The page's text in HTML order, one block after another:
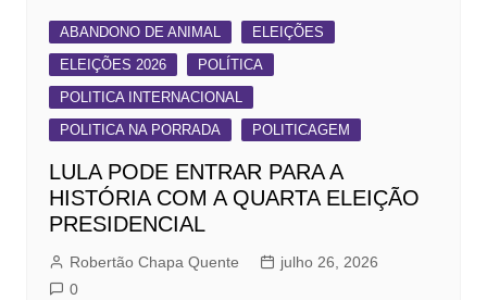
ABANDONO DE ANIMAL
ELEIÇÕES
ELEIÇÕES 2026
POLÍTICA
POLITICA INTERNACIONAL
POLITICA NA PORRADA
POLITICAGEM
LULA PODE ENTRAR PARA A
HISTÓRIA COM A QUARTA ELEIÇÃO
PRESIDENCIAL
Robertão Chapa Quente
julho 26, 2026
0